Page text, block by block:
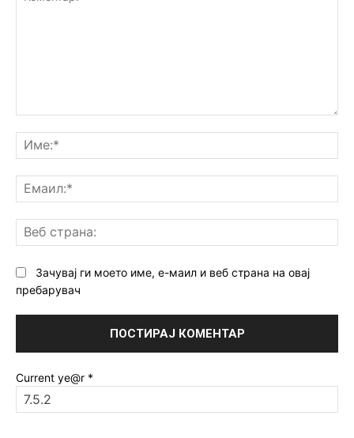
Зачувај ги моето име, е-маил и веб страна на овај
пребарувач
Current ye@r *